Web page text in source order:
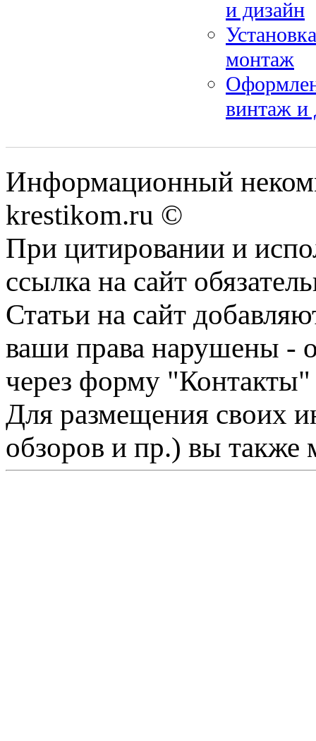
и дизайн
монтаж
винтаж и
Информационный
krestikom.ru ©
При цитировании и
ссылка на сайт
Статьи на сайт
ваши права нарушены -
через форму "Контакты"
Для размещения своих
обзоров и пр.) вы также